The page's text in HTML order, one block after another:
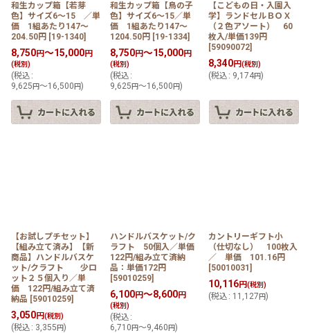
絞り込む
和生カップ箱【若芽
色】サイズ6〜15 ／単
価 1組あたり147〜
204.50円 [19-1340]
8,750円～15,000円
(税別)
(税込 :
9,625 円～16,500 円)
和生カップ箱【鳥の子
色】サイズ6〜15／単
価 1組あたり147〜
1204.50円 [19-1334]
8,750円～15,000円
(税別)
(税込 :
9,625 円～16,500 円)
【こどもの日・入園入
学】ランドセルＢＯＸ
（２色アソート） 60
枚入/単価139円
[59090072]
8,340円(税別)
(税込 : 9,174円)
【お試しプチセット】
【組み立て済み】【新
商品】ハンドルバスケ
ット/クラフト 少ロ
ット２５個入り／単
価 122円/組み立て済
納品 [59010259]
3,050円(税別)
(税込 : 3,355 円)
ハンドルバスケット/ク
ラフト 50個入／単価
122円/組み立て済納
品：単価172円
[59010259]
6,100円～8,600円
(税別)
(税込 :
6,710 円～9,460 円)
カントリーギフト小
（仕切なし） 100枚入
／ 単価 101.16円
[50010031]
10,116円(税別)
(税込 : 11,127円)